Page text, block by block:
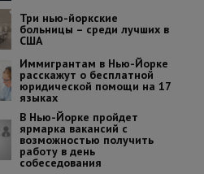
Три нью-йоркские
больницы – среди лучших в
США
Иммигрантам в Нью-Йорке
расскажут о бесплатной
юридической помощи на 17
языках
В Нью-Йорке пройдет
ярмарка вакансий с
возможностью получить
работу в день
собеседования